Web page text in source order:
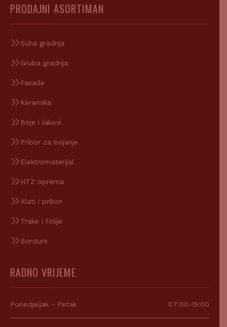
PRODAJNI ASORTIMAN
Suha gradnja
Gruba gradnja
Fasade
Keramika
Boje i lakovi
Pribor za bojanje
Elektromaterijal
HTZ oprema
Alati i pribor
Trake i folije
Bordure
RADNO VRIJEME
Ponedjeljak - Petak 07:00-15:00